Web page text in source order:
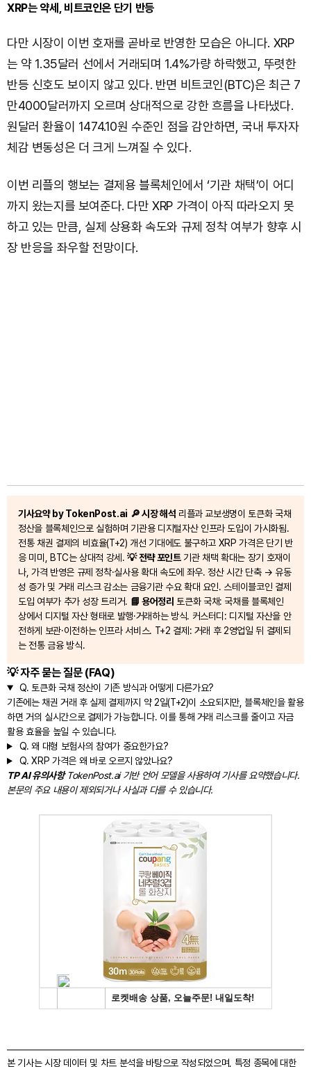
XRP는 약세, 비트코인은 단기 반등
다만 시장이 이번 호재를 곧바로 반영한 모습은 아니다. XRP
는 약 1.35달러 선에서 거래되며 1.4%가량 하락했고, 뚜렷한
반등 신호도 보이지 않고 있다. 반면 비트코인(BTC)은 최근 7
만4000달러까지 오르며 상대적으로 강한 흐름을 나타냈다.
원달러 환율이 1474.10원 수준인 점을 감안하면, 국내 투자자
체감 변동성은 더 크게 느껴질 수 있다.
이번 리플의 행보는 결제용 블록체인에서 ‘기관 채택’이 어디
까지 왔는지를 보여준다. 다만 XRP 가격이 아직 따라오지 못
하고 있는 만큼, 실제 상용화 속도와 규제 정착 여부가 향후 시
장 반응을 좌우할 전망이다.
기사요약 by TokenPost.ai 🔎 시장 해석 리플과 교보생명이 토큰화 국채
정산을 블록체인으로 실험하며 기관용 디지털자산 인프라 도입이 가시화됨.
전통 채권 결제의 비효율(T+2) 개선 기대에도 불구하고 XRP 가격은 단기 반
응 미미, BTC는 상대적 강세.💡 전략 포인트기관 채택 확대는 장기 호재이
나, 가격 반영은 규제 정착·실사용 확대 속도에 좌우. 정산 시간 단축 → 유동
성 증가 및 거래 리스크 감소는 금융기관 수요 확대 요인. 스테이블코인 결제
도입 여부가 추가 성장 트리거. 📘 용어정리 토큰화 국채: 국채를 블록체인
상에서 디지털 자산 형태로 발행·거래하는 방식. 커스터디: 디지털 자산을 안
전하게 보관·이전하는 인프라 서비스. T+2 결제: 거래 후 2영업일 뒤 결제되
는 전통 금융 방식.
💡 자주 묻는 질문 (FAQ)
Q. 토큰화 국채 정산이 기존 방식과 어떻게 다른가요?
기존에는 채권 거래 후 실제 결제까지 약 2일(T+2)이 소요되지만, 블록체인을 활용
하면 거의 실시간으로 결제가 가능합니다. 이를 통해 거래 리스크를 줄이고 자금
활용 효율을 높일 수 있습니다.
Q. 왜 대형 보험사의 참여가 중요한가요?
Q. XRP 가격은 왜 바로 오르지 않았나요?
TP AI 유의사항TokenPost.ai 기반 언어 모델을 사용하여 기사를 요약했습니다.
본문의 주요 내용이 제외되거나 사실과 다를 수 있습니다.
본 기사는 시장 데이터 및 차트 분석을 바탕으로 작성되었으며, 특정 종목에 대한